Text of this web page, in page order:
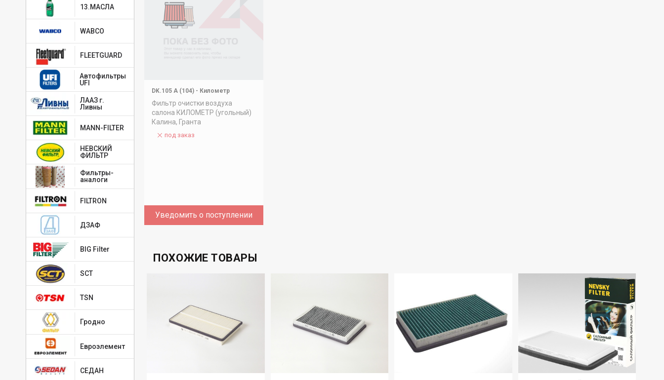
13.МАСЛА
WABCO
FLEETGUARD
Автофильтры
UFI
ЛААЗ г.
Ливны
MANN-FILTER
НЕВСКИЙ
ФИЛЬТР
Фильтры-
аналоги
FILTRON
ДЗАФ
BIG Filter
SCT
TSN
Гродно
Евроэлемент
СЕДАН
DK.105 A (104) - Километр
Фильтр очистки воздуха
салона КИЛОМЕТР (угольный)
Калина, Гранта
под заказ
Уведомить о поступлении
ПОХОЖИЕ ТОВАРЫ